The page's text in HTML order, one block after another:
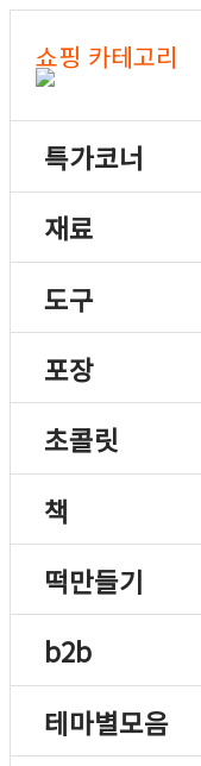
쇼핑 카테고리
특가코너
재료
도구
포장
초콜릿
책
떡만들기
b2b
테마별모음